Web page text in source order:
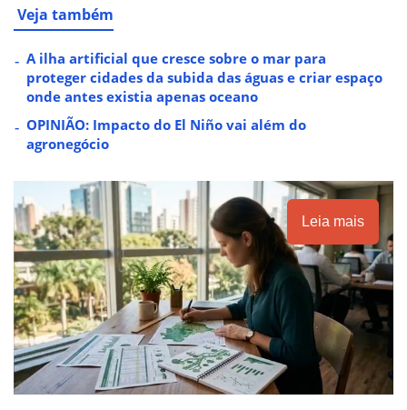
Veja também
A ilha artificial que cresce sobre o mar para
proteger cidades da subida das águas e criar espaço
onde antes existia apenas oceano
OPINIÃO: Impacto do El Niño vai além do
agronegócio
Leia mais